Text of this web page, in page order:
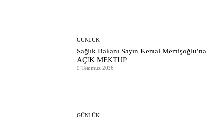
GÜNLÜK
Sağlık Bakanı Sayın Kemal Memişoğlu’na
AÇIK MEKTUP
9 Temmuz 2026
GÜNLÜK